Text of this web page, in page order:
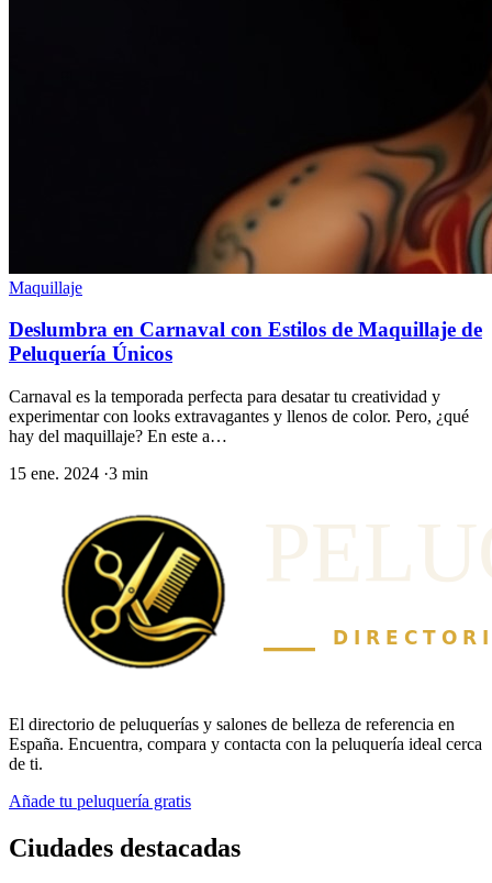
Maquillaje
Deslumbra en Carnaval con Estilos de Maquillaje de
Peluquería Únicos
Carnaval es la temporada perfecta para desatar tu creatividad y
experimentar con looks extravagantes y llenos de color. Pero, ¿qué
hay del maquillaje? En este a…
15 ene. 2024 ·3 min
El directorio de peluquerías y salones de belleza de referencia en
España. Encuentra, compara y contacta con la peluquería ideal cerca
de ti.
Añade tu peluquería gratis
Ciudades destacadas